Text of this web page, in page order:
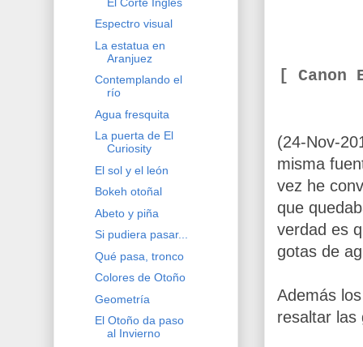
[ Canon
(24-Nov-
misma
vez he
que
verdad es
gotas de
Además
resaltar las
Espectro visual
La estatua en
Aranjuez
Contemplando el
río
Agua fresquita
La puerta de El
Curiosity
El sol y el león
Bokeh otoñal
Abeto y piña
Si pudiera pasar...
Qué pasa, tronco
Colores de Otoño
Geometría
El Otoño da paso
al Invierno